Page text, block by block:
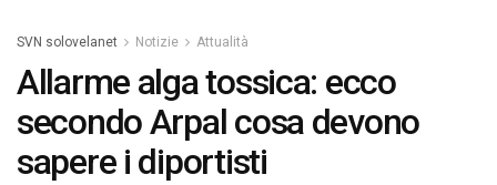
SVN solovelanet Notizie Attualità
Allarme alga tossica: ecco
secondo Arpal cosa devono
sapere i diportisti